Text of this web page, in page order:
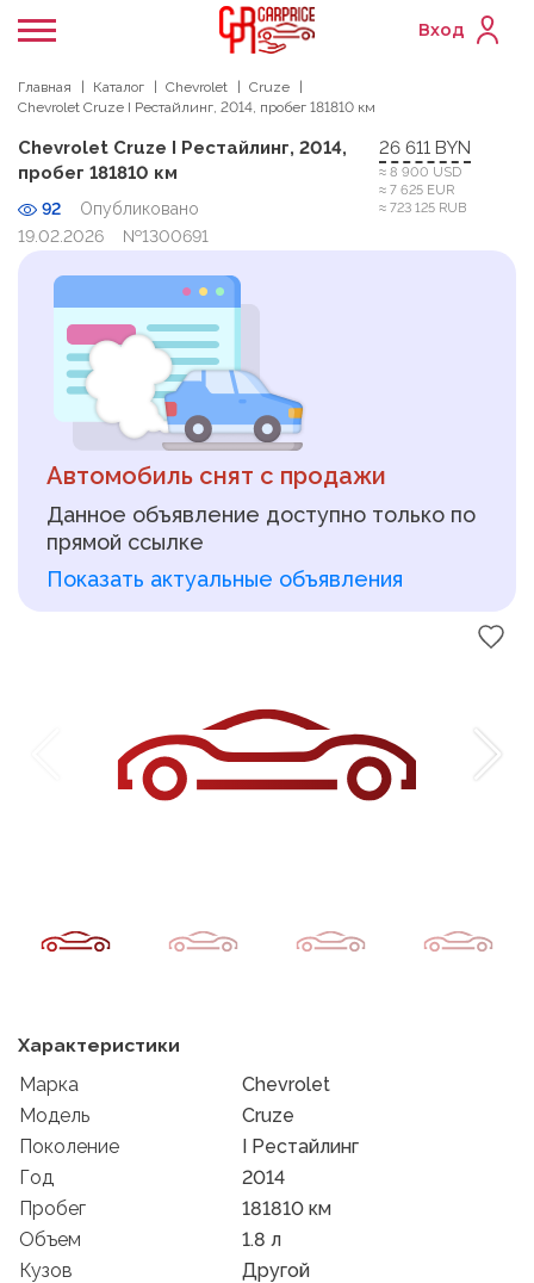
Вход
Главная Каталог Chevrolet
Cruze
Chevrolet Cruze I Рестайлинг, 2014, пробег 181810 км
Chevrolet Cruze I Рестайлинг, 2014,
пробег 181810 км
92
Опубликовано
19.02.2026
№1300691
26 611 BYN
≈ 8 900 USD
≈ 7 625 EUR
≈ 723 125 RUB
Автомобиль снят с продажи
Данное объявление доступно только по
прямой ссылке
Показать актуальные объявления
Характеристики
Марка
Chevrolet
Модель
Cruze
Поколение
I Рестайлинг
Год
2014
Пробег
181810 км
Объем
1.8 л
Кузов
Другой